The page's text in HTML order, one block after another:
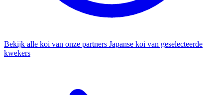
Bekijk alle koi van onze partners Japanse koi van geselecteerde
kwekers